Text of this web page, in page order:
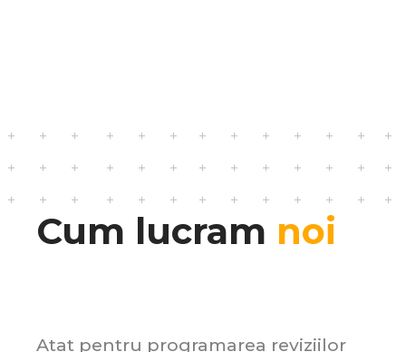
Cum lucram noi
Atat pentru programarea reviziilor